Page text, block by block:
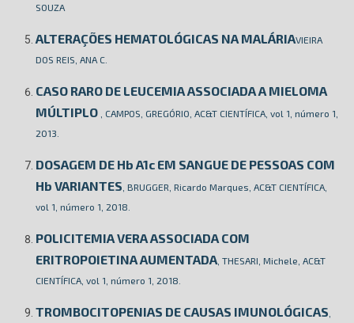
SOUZA
ALTERAÇÕES HEMATOLÓGICAS NA MALÁRIAVIEIRA
DOS REIS, ANA C.
CASO RARO DE LEUCEMIA ASSOCIADA A MIELOMA
MÚLTIPLO
, CAMPOS, GREGÓRIO, AC&T CIENTÍFICA, vol 1, número 1,
2013.
DOSAGEM DE Hb A1c EM SANGUE DE PESSOAS COM
Hb VARIANTES , BRUGGER, Ricardo Marques, AC&T CIENTÍFICA,
vol 1, número 1, 2018.
POLICITEMIA VERA ASSOCIADA COM
ERITROPOIETINA AUMENTADA , THESARI, Michele, AC&T
CIENTÍFICA, vol 1, número 1, 2018.
TROMBOCITOPENIAS DE CAUSAS IMUNOLÓGICAS